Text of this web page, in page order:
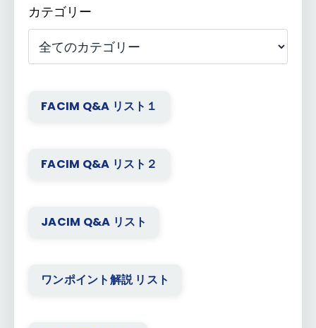
カテゴリー
FACIM Q&A リスト１
FACIM Q&A リスト２
JACIM Q&A リスト
ワンポイント解説 リスト